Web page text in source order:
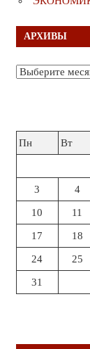
АРХИВЫ
Архивы
Пн
Вт
3 4
10 11
17 18
24 25
31